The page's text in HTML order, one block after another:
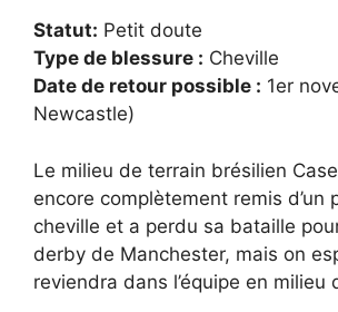
Statut: Petit doute
Type de blessure : Cheville
Date de retour possible : 1er
Newcastle)
Le milieu de terrain brésilien
encore complètement remis d’un
cheville et a perdu sa bataille
derby de Manchester, mais on
reviendra dans l’équipe en milieu